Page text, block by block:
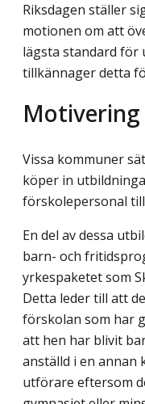
Riksdagen ställer
motionen om att
lägsta standard
tillkännager detta
Motivering
Vissa kommuner
köper in
förskolepersonal
En del av dessa
barn- och
yrkespaketet som
Detta leder till att
förskolan som har
att hen har blivit
anställd i en annan
utförare eftersom